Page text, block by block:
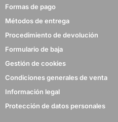
Formas de pago
Métodos de entrega
Procedimiento de devolución
Formulario de baja
Gestión de cookies
Condiciones generales de venta
Información legal
Protección de datos personales